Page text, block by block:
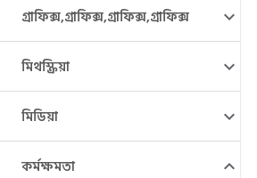
গ্রাফিক্স,গ্রাফিক্স,গ্রাফিক্স,গ্রাফিক্স
মিথস্ক্রিয়া
মিডিয়া
কর্মক্ষমতা